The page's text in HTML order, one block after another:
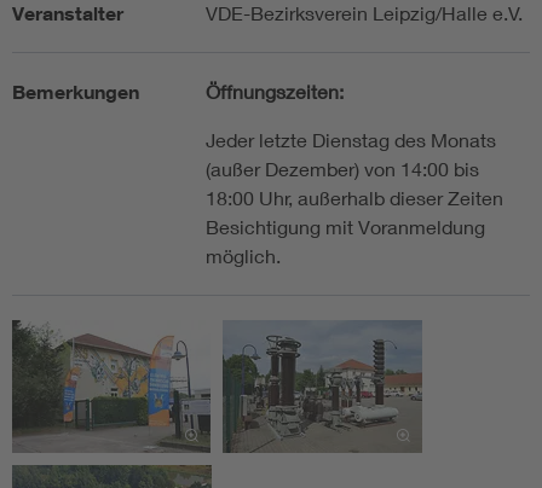
Veranstalter VDE-Bezirksverein Leipzig/Halle e.V.
Bemerkungen Öffnungszeiten:
Jeder letzte Dienstag des Monats
(außer Dezember) von 14:00 bis
18:00 Uhr, außerhalb dieser Zeiten
Besichtigung mit Voranmeldung
möglich.